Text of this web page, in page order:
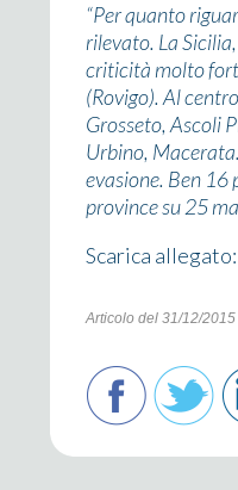
“Per quanto
rilevato. La
criticità molto
(Rovigo). Al
Grosseto, Ascoli
Urbino,
evasione. Ben 16
province su 25
Scarica allegato:
Articolo del 31/12/2015